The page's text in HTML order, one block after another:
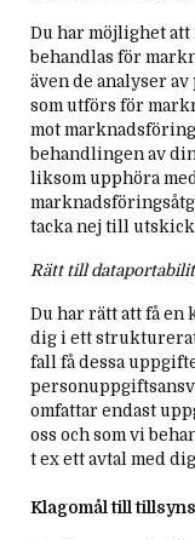
Du har möjlighet
behandlas för
även de analyser
som utförs för
mot
behandlingen av
liksom upphöra
tacka nej till
Rätt till
Du har rätt att få en
dig i ett
fall få dessa
omfattar endast
oss och som vi
t ex ett avtal med
Klagomål till